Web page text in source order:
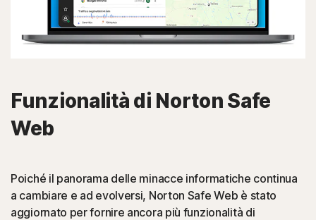
Funzionalità di Norton Safe
Web
Poiché il panorama delle minacce informatiche continua
a cambiare e ad evolversi, Norton Safe Web è stato
aggiornato per fornire ancora più funzionalità di